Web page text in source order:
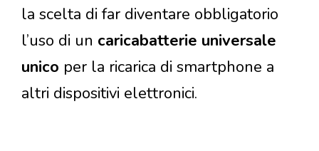
la scelta di far diventare obbligatorio
l’uso di un caricabatterie universale
unico per la ricarica di smartphone a
altri dispositivi elettronici.